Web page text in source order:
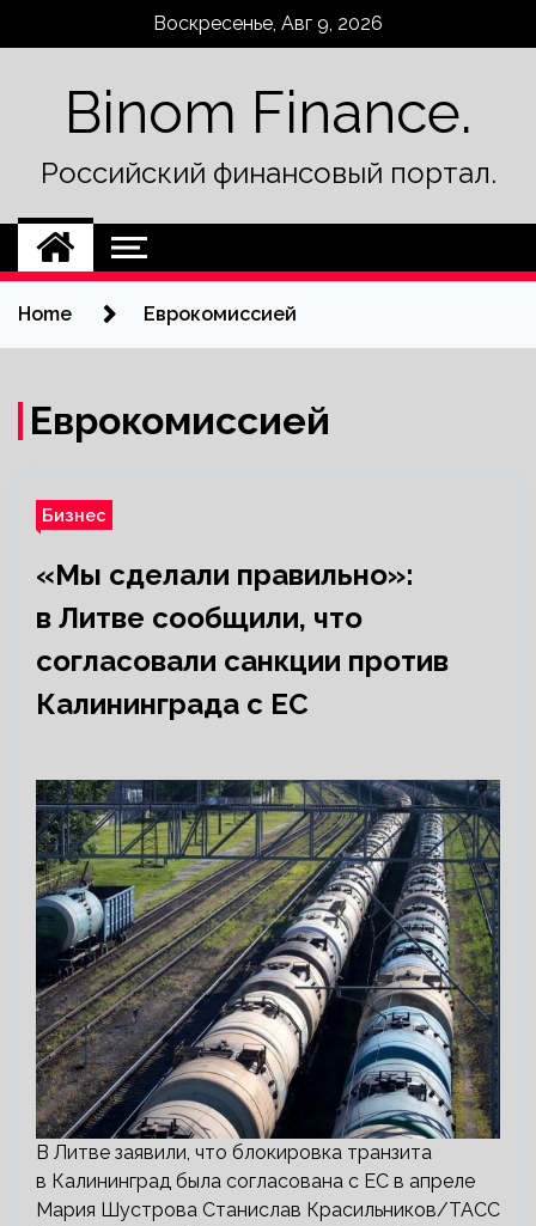
Воскресенье, Авг 9, 2026
Binom Finance.
Российский финансовый портал.
Home Еврокомиссией
Еврокомиссией
Бизнес
«Мы сделали правильно»:
в Литве сообщили, что
согласовали санкции против
Калининграда с ЕС
В Литве заявили, что блокировка транзита
в Калининград была согласована с ЕС в апреле
Мария Шустрова Станислав Красильников/ТАСС